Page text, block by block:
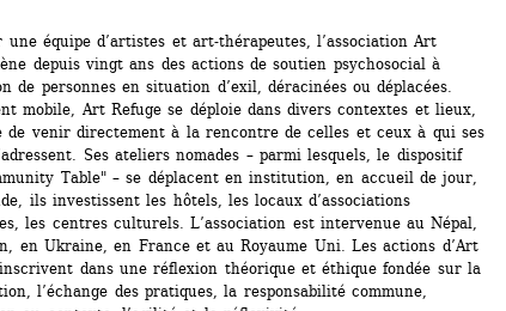
une équipe d’artistes et art-thérapeutes, l’association Art
depuis vingt ans des actions de soutien psychosocial à
de personnes en situation d’exil, déracinées ou déplacées.
mobile, Art Refuge se déploie dans divers contextes et lieux,
de venir directement à la rencontre de celles et ceux à qui ses
Ses ateliers nomades – parmi lesquels, le dispositif
Table" – se déplacent en institution, en accueil de jour,
ils investissent les hôtels, les locaux d’associations
les centres culturels. L’association est intervenue au Népal,
en Ukraine, en France et au Royaume Uni. Les actions d’Art
dans une réflexion théorique et éthique fondée sur la
l’échange des pratiques, la responsabilité commune,